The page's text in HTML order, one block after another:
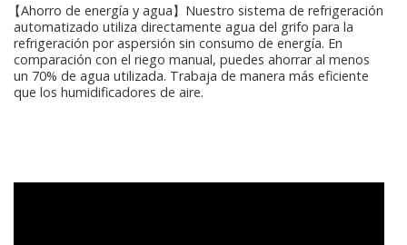
【Ahorro de energía y agua】Nuestro sistema de refrigeración
automatizado utiliza directamente agua del grifo para la
refrigeración por aspersión sin consumo de energía. En
comparación con el riego manual, puedes ahorrar al menos
un 70% de agua utilizada. Trabaja de manera más eficiente
que los humidificadores de aire.